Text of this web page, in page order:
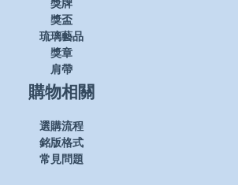
獎牌
獎盃
琉璃藝品
獎章
肩帶
購物相關
選購流程
銘版格式
常見問題